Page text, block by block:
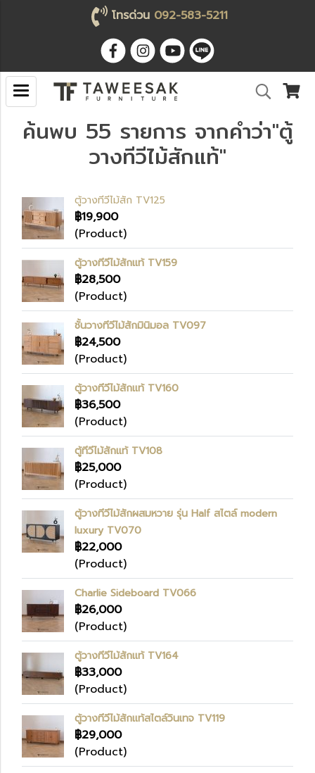
โทรด่วน 092-583-5211
ค้นพบ 55 รายการ จากคำว่า"ตู้
วางทีวีไม้สักแท้"
ตู้วางทีวีไม้สัก TV125
฿19,900
(Product)
ตู้วางทีวีไม้สักแท้ TV159
฿28,500
(Product)
ชั้นวางทีวีไม้สักมินิมอล TV097
฿24,500
(Product)
ตู้วางทีวีไม้สักแท้ TV160
฿36,500
(Product)
ตู้ทีวีไม้สักแท้ TV108
฿25,000
(Product)
ตู้วางทีวีไม้สักผสมหวาย รุ่น Half สไตล์ modern
luxury TV070
฿22,000
(Product)
Charlie Sideboard TV066
฿26,000
(Product)
ตู้วางทีวีไม้สักแท้ TV164
฿33,000
(Product)
ตู้วางทีวีไม้สักแท้สไตล์วินเทจ TV119
฿29,000
(Product)